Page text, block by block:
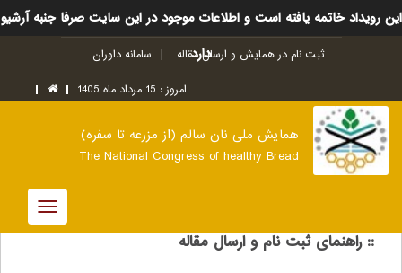
این رویداد خاتمه یافته است و اطلاعات موجود در این سایت صرفا جنبه آرشیو
دارد
ثبت نام در همایش و ارسال مقاله سامانه داوران
امروز : 15 مرداد ماه 1405
همایش ملی نان سالم (از مزرعه تا سفره)
The National Congress of healthy Bread
Toggle
:: راهنمای ثبت نام و ارسال مقاله